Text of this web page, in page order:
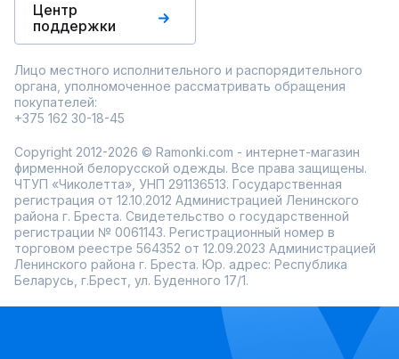
Центр
поддержки
Лицо местного исполнительного и распорядительного
органа, уполномоченное рассматривать обращения
покупателей:
+375 162 30-18-45
Copyright 2012-2026 © Ramonki.com - интернет-магазин
фирменной белорусской одежды. Все права защищены.
ЧТУП «Чиколетта», УНП 291136513. Государственная
регистрация от 12.10.2012 Администрацией Ленинского
района г. Бреста. Свидетельство о государственной
регистрации № 0061143. Регистрационный номер в
торговом реестре 564352 от 12.09.2023 Администрацией
Ленинского района г. Бреста. Юр. адрес: Республика
Беларусь, г.Брест, ул. Буденного 17/1.